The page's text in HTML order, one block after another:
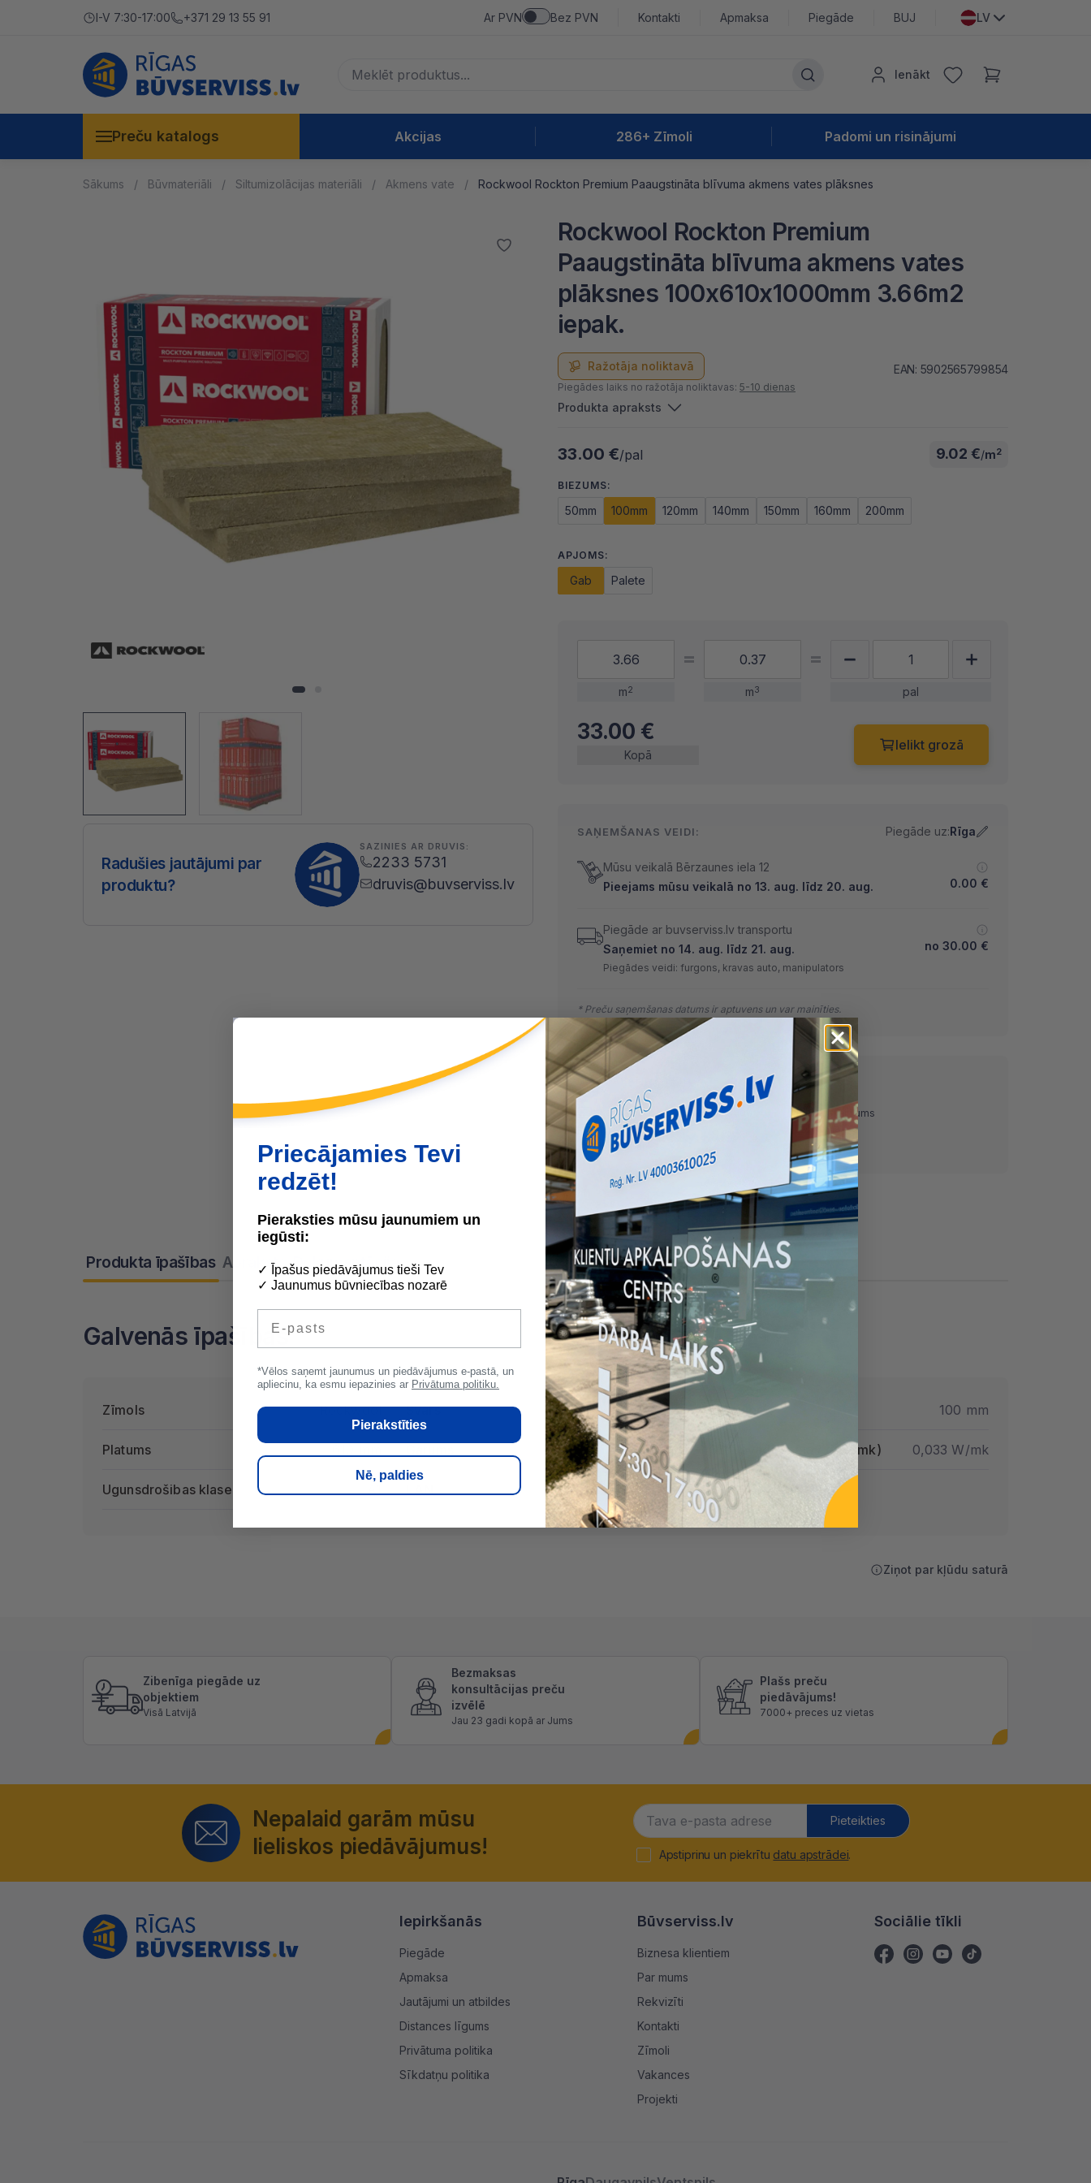
I-V 7:30-17:00 +371 29 13 55 91 Ar PVN Bez PVN Kontakti Apmaksa Piegāde BUJ LV
Ienākt
Preču katalogs Akcijas 286+ Zīmoli Padomi un risinājumi
Sākums Būvmateriāli Siltumizolācijas materiāli Akmens vate Rockwool Rockton Premium Paaugstināta blīvuma akmens vates plāksnes
Radušies jautājumi par
produktu?
SAZINIES AR DRUVIS:
2233 5731
druvis@buvserviss.lv
Rockwool Rockton Premium
Paaugstināta blīvuma akmens vates
plāksnes 100x610x1000mm 3.66m2
iepak.
Ražotāja noliktavā EAN: 5902565799854
Piegādes laiks no ražotāja noliktavas: 5-10 dienas
Produkta apraksts
33.00 €/pal 9.02 €/m2
BIEZUMS:
50mm 100mm 120mm 140mm 150mm 160mm 200mm
APJOMS:
Gab Palete
m2 m3 pal
33.00 €
Kopā
Ielikt grozā
SAŅEMŠANAS VEIDI: Piegāde uz:Rīga
Mūsu veikalā Bērzaunes iela 12
Pieejams mūsu veikalā no 13. aug. līdz 20. aug.
0.00 €
Piegāde ar buvserviss.lv transportu
Saņemiet no 14. aug. līdz 21. aug.
no 30.00 €
Piegādes veidi: furgons, kravas auto, manipulators
* Preču saņemšanas datums ir aptuvens un var mainīties.
MAKSĀŠANAS VEIDI:
Skaidrā naudā(arī preci saņemot)
Maksājumu kartes
Internetbankas
Pārskaitījums
Nomaksa
Produkta īpašības Apraksts Dokumentācija
Galvenās īpašības
Zīmols Rockwool Svars 21.53 kg Biezums 100 mm
Platums 1000 mm Siltumvadītspēja λd (w/mk) 0,033 W/mk
Ugunsdrošibas klase A1 EAN 5902565799854
Ziņot par kļūdu saturā
Zibenīga piegāde uz
objektiem
Visā Latvijā
Bezmaksas
konsultācijas preču
izvēlē
Jau 23 gadi kopā ar Jums
Plašs preču
piedāvājums!
7000+ preces uz vietas
Nepalaid garām mūsu
lieliskos piedāvājumus!
Pieteikties
Apstiprinu un piekrītu datu apstrādei.
Iepirkšanās
Piegāde
Apmaksa
Jautājumi un atbildes
Distances līgums
Privātuma politika
Sīkdatņu politika
Būvserviss.lv
Biznesa klientiem
Par mums
Rekvizīti
Kontakti
Zīmoli
Vakances
Projekti
Sociālie tīkli
Priecājamies Tevi
redzēt!
Pieraksties mūsu jaunumiem un
iegūsti:
✓ Īpašus piedāvājumus tieši Tev
✓ Jaunumus būvniecības nozarē
*Vēlos saņemt jaunumus un piedāvājumus e-pastā, un
apliecinu, ka esmu iepazinies ar Privātuma politiku.
Pierakstīties
Nē, paldies